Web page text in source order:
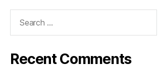
Recent Comments